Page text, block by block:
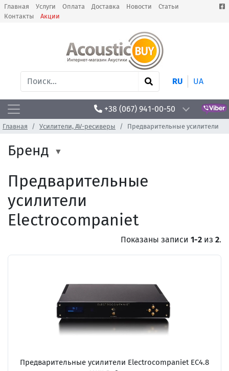
Главная Услуги Оплата Доставка Новости
Статьи
Контакты
Акции
RU UA
+38 (067) 941-00-50
Главная Усилители, AV-ресиверы Предварительные усилители
Бренд
Предварительные
усилители
Electrocompaniet
Показаны записи 1-2 из 2.
Предварительные усилители Electrocompaniet EC4.8